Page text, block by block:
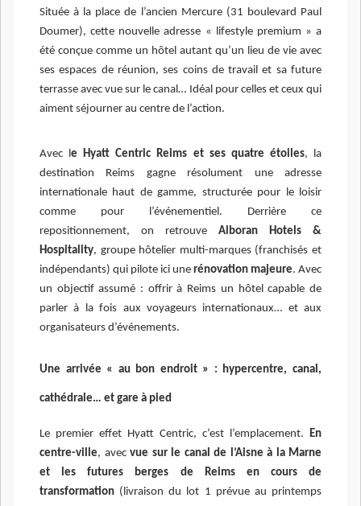
Située à la place de l’ancien Mercure (31 boulevard Paul
Doumer), cette nouvelle adresse « lifestyle premium » a
été conçue comme un hôtel autant qu’un lieu de vie avec
ses espaces de réunion, ses coins de travail et sa future
terrasse avec vue sur le canal… Idéal pour celles et ceux qui
aiment séjourner au centre de l’action.
Avec le Hyatt Centric Reims et ses quatre étoiles, la
destination Reims gagne résolument une adresse
internationale haut de gamme, structurée pour le loisir
comme pour l’événementiel. Derrière ce
repositionnement, on retrouve Alboran Hotels &
Hospitality, groupe hôtelier multi-marques (franchisés et
indépendants) qui pilote ici une rénovation majeure. Avec
un objectif assumé : offrir à Reims un hôtel capable de
parler à la fois aux voyageurs internationaux… et aux
organisateurs d’événements.
Une arrivée « au bon endroit » : hypercentre, canal,
cathédrale… et gare à pied
Le premier effet Hyatt Centric, c’est l’emplacement. En
centre-ville, avec vue sur le canal de l’Aisne à la Marne
et les futures berges de Reims en cours de
transformation (livraison du lot 1 prévue au printemps